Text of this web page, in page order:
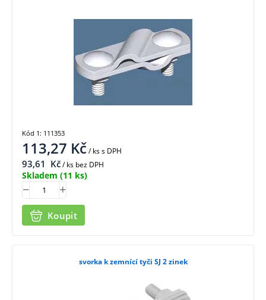
113,27 Kč/ kss DPH
93,61 Kč/ ks bez DPH
Skladem (11 ks)
Koupit
Kód 1: 111353
svorka k zemnící tyči SJ 2 zinek